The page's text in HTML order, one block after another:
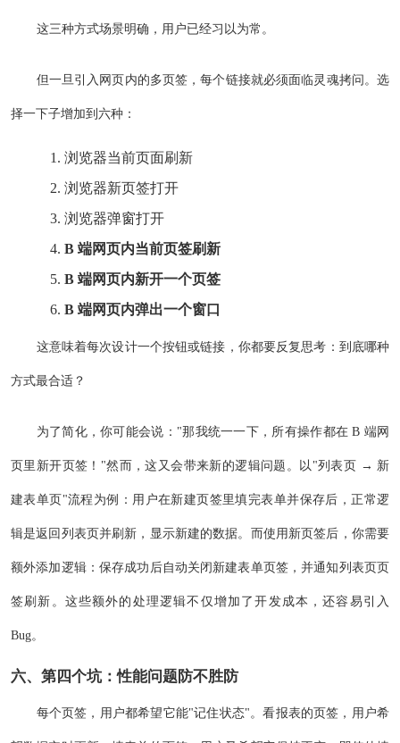
这三种方式场景明确，用户已经习以为常。
但一旦引入网页内的多页签，每个链接就必须面临灵魂拷问。选
择一下子增加到六种：
浏览器当前页面刷新
浏览器新页签打开
浏览器弹窗打开
B 端网页内当前页签刷新
B 端网页内新开一个页签
B 端网页内弹出一个窗口
这意味着每次设计一个按钮或链接，你都要反复思考：到底哪种
方式最合适？
为了简化，你可能会说："那我统一一下，所有操作都在 B 端网
页里新开页签！"然而，这又会带来新的逻辑问题。以"列表页 → 新
建表单页"流程为例：用户在新建页签里填完表单并保存后，正常逻
辑是返回列表页并刷新，显示新建的数据。而使用新页签后，你需要
额外添加逻辑：保存成功后自动关闭新建表单页签，并通知列表页页
签刷新。这些额外的处理逻辑不仅增加了开发成本，还容易引入
Bug。
六、第四个坑：性能问题防不胜防
每个页签，用户都希望它能"记住状态"。看报表的页签，用户希